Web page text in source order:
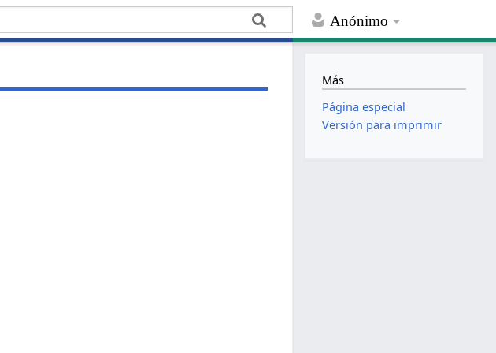
Anónimo
Más
Página especial
Versión para imprimir